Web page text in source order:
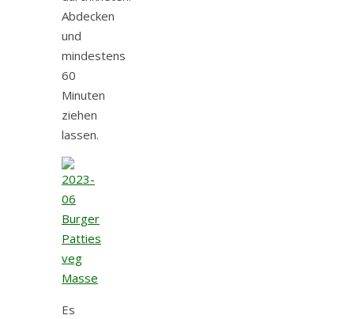
Abdecken
und
mindestens
60
Minuten
ziehen
lassen.
Es